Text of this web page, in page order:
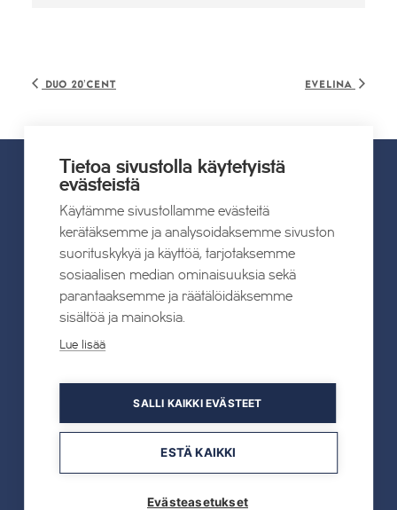
Duo 20’cent Evelina
UUTISET
Kaikki uutiset
22.07.2026
Tahkon Talviteatterissa nauretaan
suomalaiselle arjelle
Tietoa sivustolla käytetyistä
evästeistä
Käytämme sivustollamme evästeitä
kerätäksemme ja analysoidaksemme sivuston
suorituskykyä ja käyttöä, tarjotaksemme
sosiaalisen median ominaisuuksia sekä
parantaaksemme ja räätälöidäksemme
sisältöä ja mainoksia.
Lue lisää
SALLI KAIKKI EVÄSTEET
ESTÄ KAIKKI
Evästeasetukset